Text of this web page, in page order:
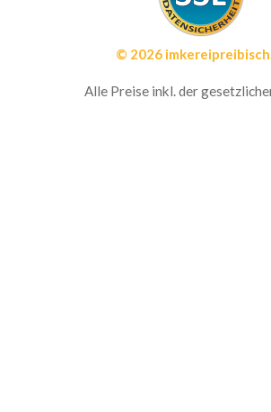
© 2026
Alle Preise inkl. der